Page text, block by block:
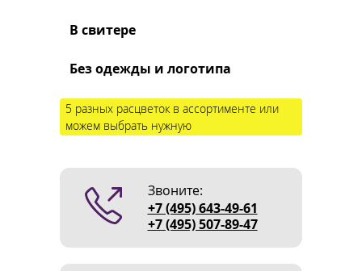
В свитере
Без одежды и логотипа
5 разных расцветок в ассортименте или
можем выбрать нужную
Звоните:
+7 (495) 643-49-61
+7 (495) 507-89-47